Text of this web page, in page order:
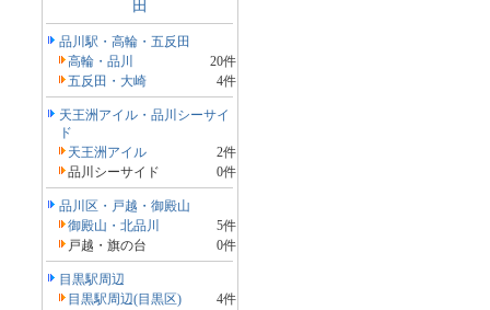
田
品川駅・高輪・五反田
高輪・品川
20件
五反田・大崎
4件
天王洲アイル・品川シーサイ
ド
天王洲アイル
2件
品川シーサイド
0件
品川区・戸越・御殿山
御殿山・北品川
5件
戸越・旗の台
0件
目黒駅周辺
目黒駅周辺(目黒区)
4件